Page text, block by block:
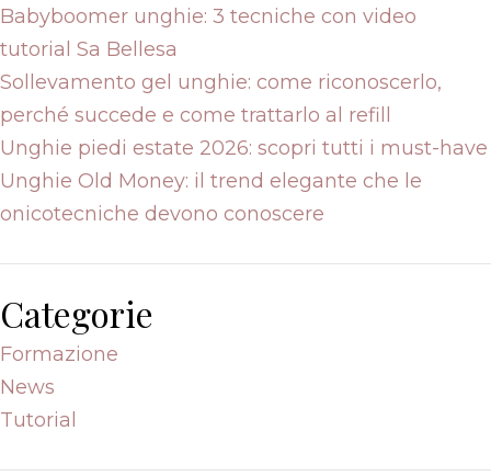
Babyboomer unghie: 3 tecniche con video
tutorial Sa Bellesa
Sollevamento gel unghie: come riconoscerlo,
perché succede e come trattarlo al refill
Unghie piedi estate 2026: scopri tutti i must-have
Unghie Old Money: il trend elegante che le
onicotecniche devono conoscere
Categorie
Formazione
News
Tutorial